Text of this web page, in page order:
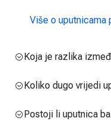
Više o uputnicama
Koja je razlika
Koliko dugo vrijedi
Postoji li uputnica